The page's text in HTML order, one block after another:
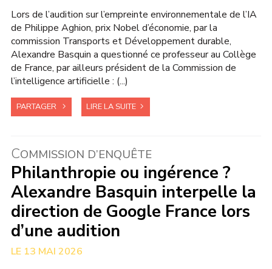
Lors de l’audition sur l’empreinte environnementale de l’IA
de Philippe Aghion, prix Nobel d’économie, par la
commission Transports et Développement durable,
Alexandre Basquin a questionné ce professeur au Collège
de France, par ailleurs président de la Commission de
l’intelligence artificielle : (...)
PARTAGER LIRE LA SUITE
COMMISSION D’ENQUÊTE
Philanthropie ou ingérence ?
Alexandre Basquin interpelle la
direction de Google France lors
d’une audition
13 MAI 2026